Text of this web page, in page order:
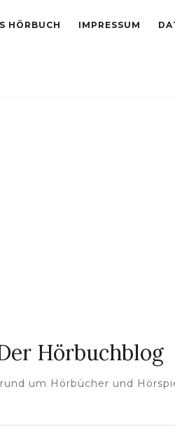
HÖRBUCH IMPRESSUM
Hörbuchblog
um Hörbücher und